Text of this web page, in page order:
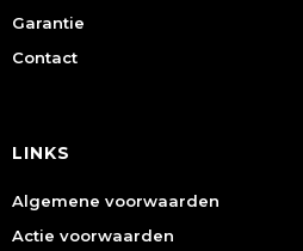
Garantie
Contact
LINKS
Algemene voorwaarden
Actie voorwaarden